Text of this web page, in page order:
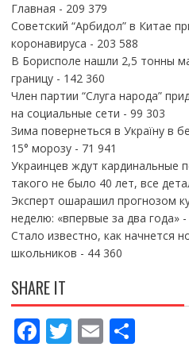
Главная - 209 379
Советский “Арбидол” в Китае
коронавируса - 203 588
В Борисполе нашли 2,5 тонны
границу- 142 360
Член партии “Слуга народа”
на социальные сети - 99 303
Зима повернеться в Україну в
15° морозу- 71 941
Украинцев ждут кардинальные
такого не было 40 лет, все
Эксперт ошарашил прогнозом
неделю: «впервые за два года»-
Стало известно, как начнется
школьников - 44 360
SHARE IT
F T E П